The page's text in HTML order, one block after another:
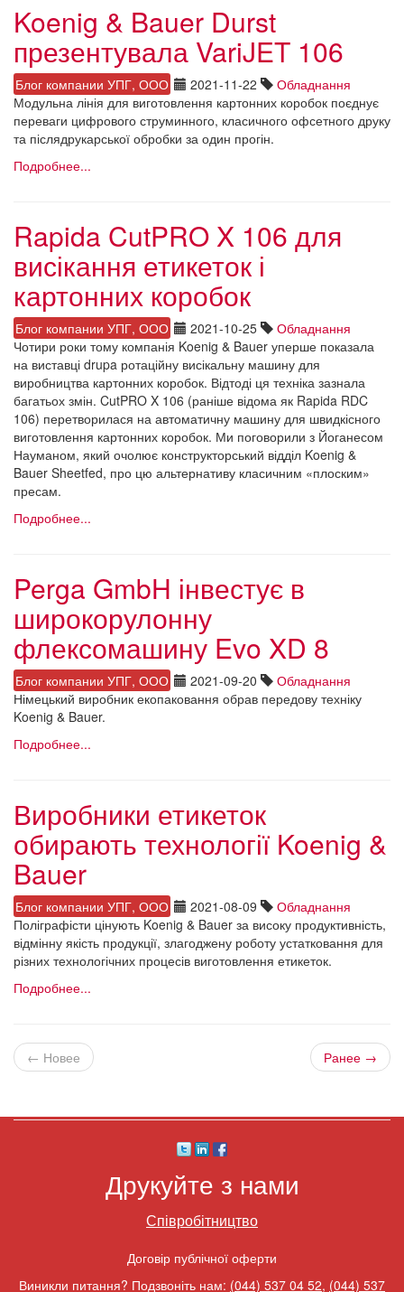
Koenig & Bauer Durst
презентувала VariJET 106
Блог компании УПГ, ООО 2021-11-22
Обладнання
Модульна лінія для виготовлення картонних коробок поєднує
переваги цифрового струминного, класичного офсетного друку
та післядрукарської обробки за один прогін.
Подробнее...
Rapida CutPRO X 106 для
висікання етикеток і
картонних коробок
Блог компании УПГ, ООО 2021-10-25
Обладнання
Чотири роки тому компанія Koenig & Bauer уперше показала
на виставці drupa ротаційну висікальну машину для
виробництва картонних коробок. Відтоді ця техніка зазнала
багатьох змін. CutPRO X 106 (раніше відома як Rapida RDC
106) перетворилася на автоматичну машину для швидкісного
виготовлення картонних коробок. Ми поговорили з Йоганесом
Науманом, який очолює конструкторський відділ Koenig &
Bauer Sheetfed, про цю альтернативу класичним «плоским»
пресам.
Подробнее...
Perga GmbH інвестує в
широкорулонну
флексомашину Evo XD 8
Блог компании УПГ, ООО 2021-09-20
Обладнання
Німецький виробник екопаковання обрав передову техніку
Koenig & Bauer.
Подробнее...
Виробники етикеток
обирають технології Koenig &
Bauer
Блог компании УПГ, ООО 2021-08-09
Обладнання
Поліграфісти цінують Koenig & Bauer за високу продуктивність,
відмінну якість продукції, злагоджену роботу устатковання для
різних технологічних процесів виготовлення етикеток.
Подробнее...
← Новее Ранее →
Друкуйте з нами
Співробітництво
Договір публічної оферти
Виникли питання? Подзвоніть нам: (044) 537 04 52, (044) 537